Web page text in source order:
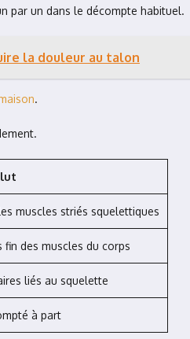
par un dans le décompte habituel.
la douleur au talon
.
muscles striés squelettiques
fin des muscles du corps
liés au squelette
à part